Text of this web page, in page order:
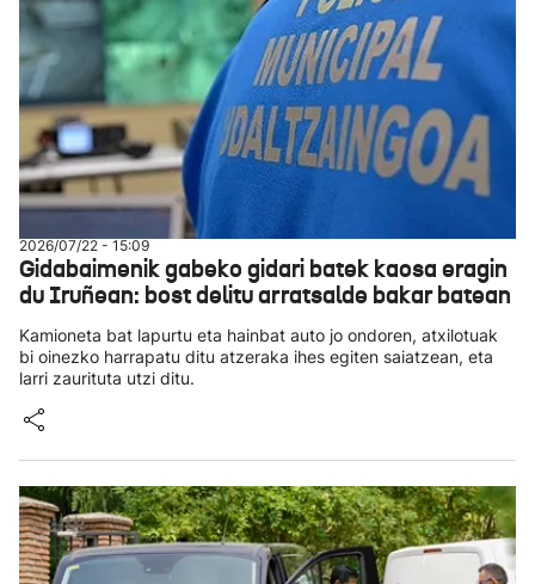
2026/07/22 - 15:09
Gidabaimenik gabeko gidari batek kaosa eragin
du Iruñean: bost delitu arratsalde bakar batean
Kamioneta bat lapurtu eta hainbat auto jo ondoren, atxilotuak
bi oinezko harrapatu ditu atzeraka ihes egiten saiatzean, eta
larri zaurituta utzi ditu.